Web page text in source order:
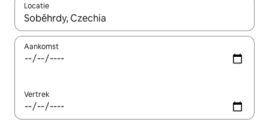
Locatie
Wanneer er resultaten beschikbaar zijn, maak je een keuze
Aankomst
Vertrek